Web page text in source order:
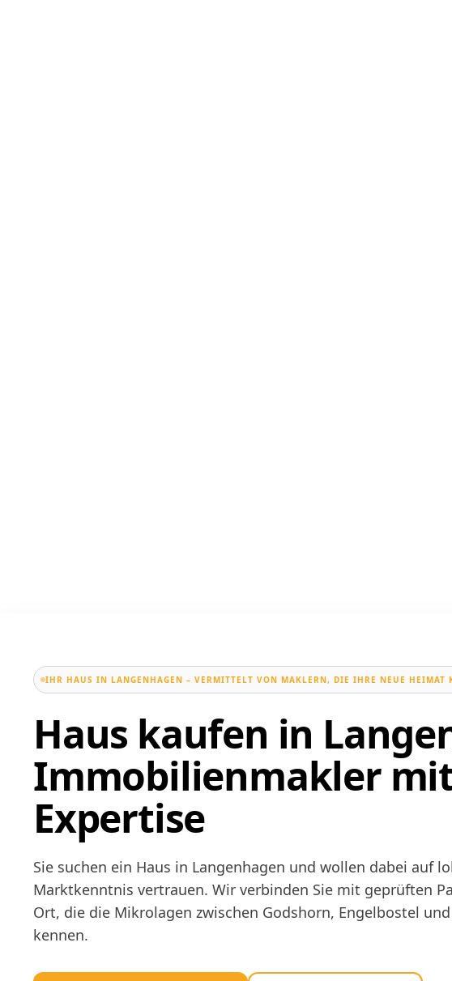
IHR HAUS IN LANGENHAGEN – VERMITTELT VON MAKLERN, DIE IHRE NEUE HEIMAT
Haus kaufen in
Immobilienmakler
Expertise
Sie suchen ein Haus in Langenhagen und wollen dabei auf
Marktkenntnis vertrauen. Wir verbinden Sie mit geprüften
Ort, die die Mikrolagen zwischen Godshorn, Engelbostel
kennen.